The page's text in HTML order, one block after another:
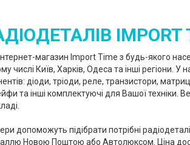
IMPORT
магазин Import Time з будь-якого
числі Київ, Харків, Одеса та інші регіони. У
діоди, тріоди, реле, транзистори,
та інші комплектуючі для Вашої техніки.
допоможуть підібрати потрібні
Новою Поштою або Автолюксом. Ціна